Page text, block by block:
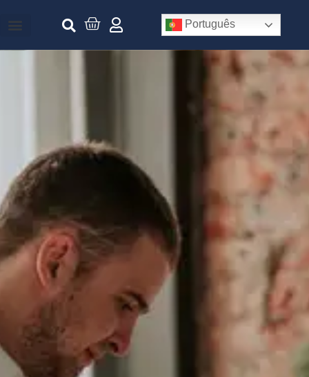
Português